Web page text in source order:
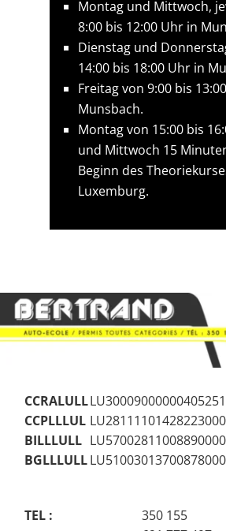
Montag und Mittwoch,
8:00 bis 12:00 Uhr in
Dienstag und
14:00 bis 18:00 Uhr in
Freitag von 9:00 bis
Munsbach.
Montag von 15:00 bis
und Mittwoch 15
Beginn des
Luxemburg.
CCRALULL
CCPLLLUL
BILLLULL
BGLLLULL
TEL :
350 155